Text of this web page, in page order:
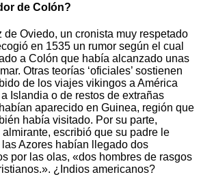
de Colón?
Oviedo, un cronista muy respetado
en 1535 un rumor según el cual
a Colón que había alcanzado unas
Otras teorías ‘oficiales’ sostienen
de los viajes vikingos a América
Islandia o de restos de extrañas
aparecido en Guinea, región que
había visitado. Por su parte,
escribió que su padre le
Azores habían llegado dos
por las olas, «dos hombres de rasgos
¿Indios americanos?